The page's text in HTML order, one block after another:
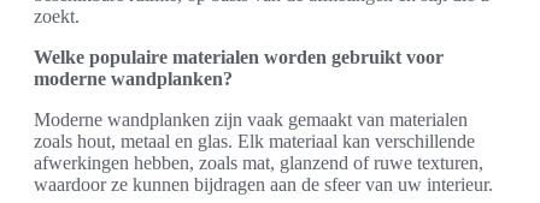
zoekt.
Welke populaire materialen worden gebruikt voor
moderne wandplanken?
Moderne wandplanken zijn vaak gemaakt van materialen
zoals hout, metaal en glas. Elk materiaal kan verschillende
afwerkingen hebben, zoals mat, glanzend of ruwe texturen,
waardoor ze kunnen bijdragen aan de sfeer van uw interieur.